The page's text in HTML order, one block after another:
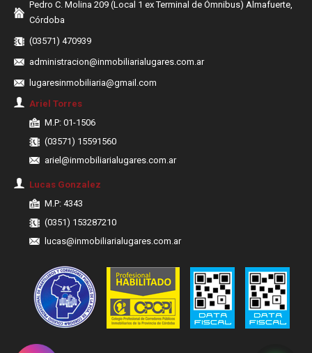
Pedro C. Molina 209 (Local 1 ex Terminal de Ómnibus) Almafuerte,
Córdoba
(03571) 470939
administracion@inmobiliarialugares.com.ar
lugaresinmobiliaria@gmail.com
Ariel Torres
M.P: 01-1506
(03571) 15591560
ariel@inmobiliarialugares.com.ar
Lucas Gonzalez
M.P: 4343
(0351) 153287210
lucas@inmobiliarialugares.com.ar